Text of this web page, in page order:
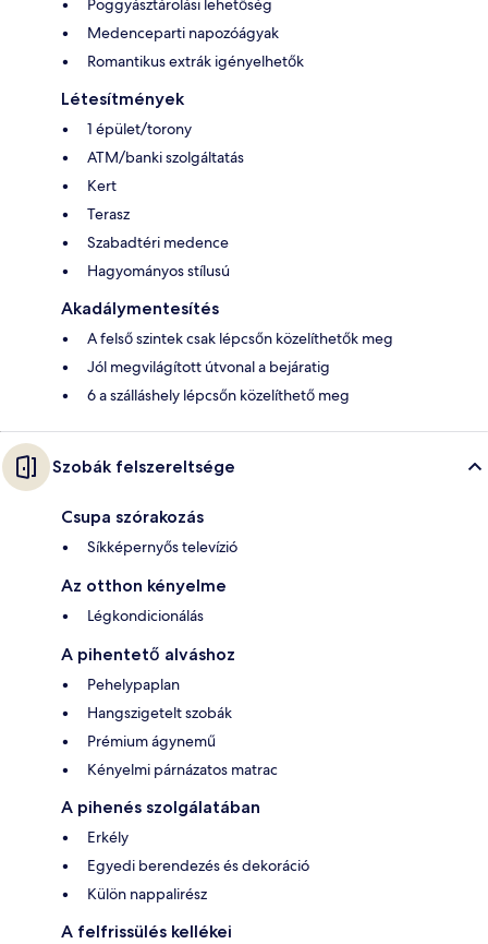
Poggyásztárolási lehetőség
Medenceparti napozóágyak
Romantikus extrák igényelhetők
Létesítmények
1 épület/torony
ATM/banki szolgáltatás
Kert
Terasz
Szabadtéri medence
Hagyományos stílusú
Akadálymentesítés
A felső szintek csak lépcsőn közelíthetők meg
Jól megvilágított útvonal a bejáratig
6 a szálláshely lépcsőn közelíthető meg
Szobák felszereltsége
Csupa szórakozás
Síkképernyős televízió
Az otthon kényelme
Légkondicionálás
A pihentető alváshoz
Pehelypaplan
Hangszigetelt szobák
Prémium ágynemű
Kényelmi párnázatos matrac
A pihenés szolgálatában
Erkély
Egyedi berendezés és dekoráció
Külön nappalirész
A felfrissülés kellékei